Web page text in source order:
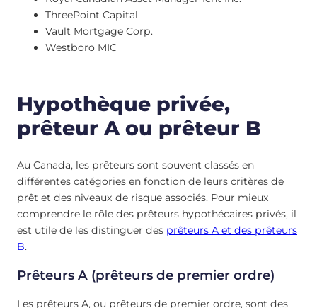
ThreePoint Capital
Vault Mortgage Corp.
Westboro MIC
Hypothèque privée,
prêteur A ou prêteur B
Au Canada, les prêteurs sont souvent classés en
différentes catégories en fonction de leurs critères de
prêt et des niveaux de risque associés. Pour mieux
comprendre le rôle des prêteurs hypothécaires privés, il
est utile de les distinguer des prêteurs A et des prêteurs
B.
Prêteurs A (prêteurs de premier ordre)
Les prêteurs A, ou prêteurs de premier ordre, sont des